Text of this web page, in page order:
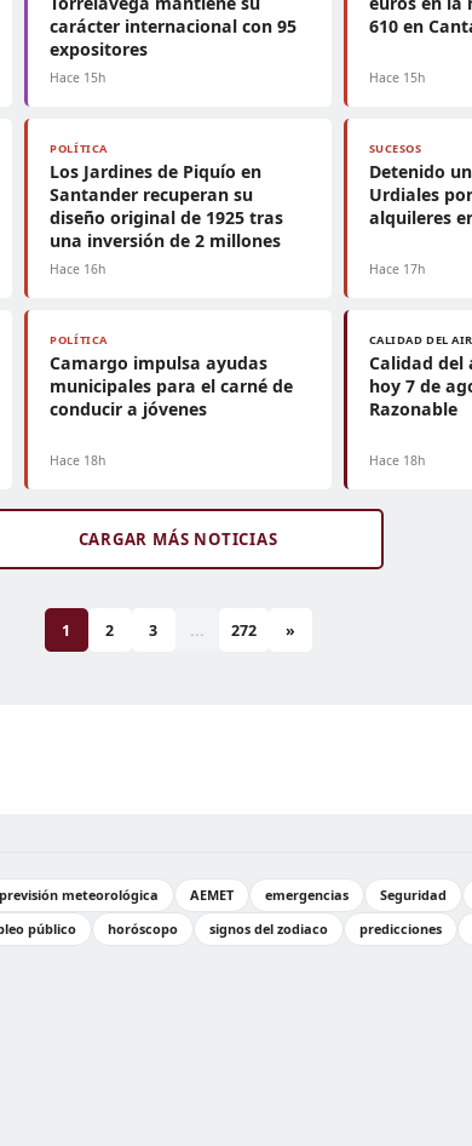
carácter internacional con 95
expositores
Hace 15h
610 en
Hace 15h
POLÍTICA
Los Jardines de Piquío en
Santander recuperan su
diseño original de 1925 tras
una inversión de 2 millones
Hace 16h
SUCESOS
Detenido
Urdiales
alquileres
Hace 17h
POLÍTICA
Camargo impulsa ayudas
municipales para el carné de
conducir a jóvenes
Hace 18h
CALIDAD DEL
Calidad del
hoy 7 de
Razonable
Hace 18h
CARGAR MÁS NOTICIAS
1 2 3 ... 272 »
previsión meteorológica AEMET emergencias Seguridad
público horóscopo signos del zodiaco predicciones